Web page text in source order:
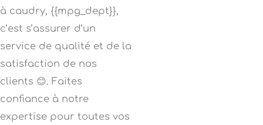
à caudry, {{mpg_dept}},
c’est s’assurer d’un
service de qualité et de la
satisfaction de nos
clients 😊. Faites
confiance à notre
expertise pour toutes vos